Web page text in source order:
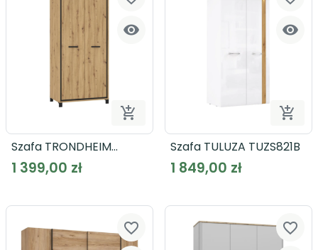


Dodaj do koszyka
Szafa TRONDHEIM
TDHS821
1 399,00 zł


Szafa TULUZA TUZS821B
1 849,00 zł
favorite_border favorite_border